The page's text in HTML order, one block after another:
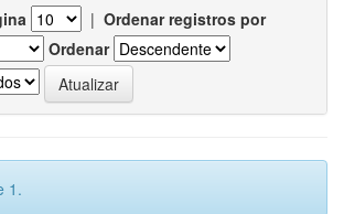
| Ordenar registros por
Ordenar
1.